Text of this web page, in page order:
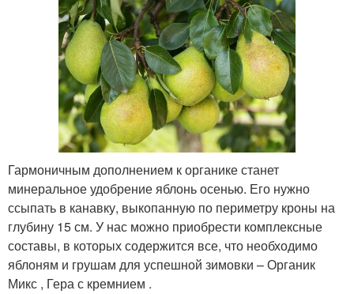
Гармоничным дополнением к органике станет
минеральное удобрение яблонь осенью. Его нужно
ссыпать в канавку, выкопанную по периметру кроны на
глубину 15 см. У нас можно приобрести комплексные
составы, в которых содержится все, что необходимо
яблоням и грушам для успешной зимовки – Органик
Микс , Гера с кремнием .